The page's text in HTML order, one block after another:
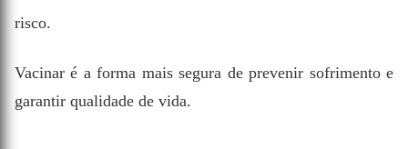
risco.
Vacinar é a forma mais segura de prevenir sofrimento e
garantir qualidade de vida.